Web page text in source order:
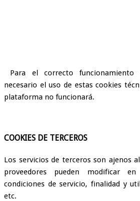
Para el correcto
necesario el uso de estas cookies
plataforma no funcionará.
COOKIES DE TERCEROS
Los servicios de terceros son ajenos
proveedores pueden modificar
condiciones de servicio, finalidad y
etc.